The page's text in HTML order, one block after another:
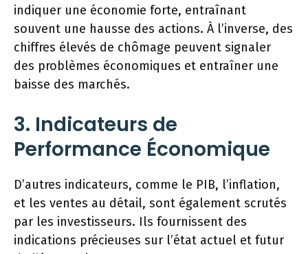
indiquer une économie forte, entraînant
souvent une hausse des actions. À l’inverse, des
chiffres élevés de chômage peuvent signaler
des problèmes économiques et entraîner une
baisse des marchés.
3. Indicateurs de
Performance Économique
D’autres indicateurs, comme le PIB, l’inflation,
et les ventes au détail, sont également scrutés
par les investisseurs. Ils fournissent des
indications précieuses sur l’état actuel et futur